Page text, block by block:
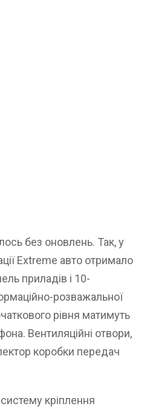
без оновлень. Так, у
Extreme авто отримало
приладів і 10-
розважальної
рівня матимуть
Вентиляційні отвори,
коробки передач
кріплення